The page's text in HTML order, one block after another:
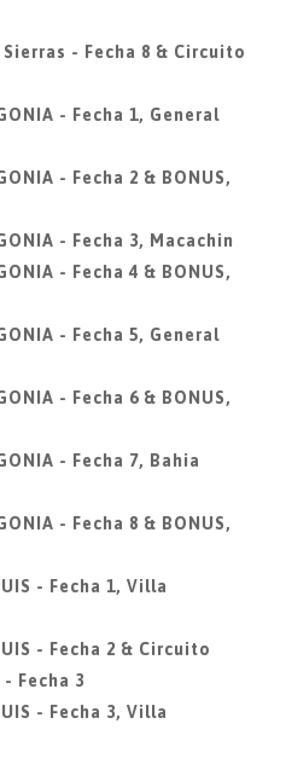
- Fecha 8 & Circuito
- Fecha 1, General
- Fecha 2 & BONUS,
- Fecha 3, Macachin
- Fecha 4 & BONUS,
- Fecha 5, General
- Fecha 6 & BONUS,
- Fecha 7, Bahia
- Fecha 8 & BONUS,
- Fecha 1, Villa
- Fecha 2 & Circuito
Fecha 3
- Fecha 3, Villa